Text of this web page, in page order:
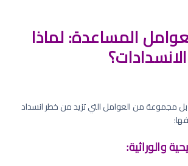
المساعدة: لماذا
مجموعة من العوامل التي تزيد من خطر انسداد